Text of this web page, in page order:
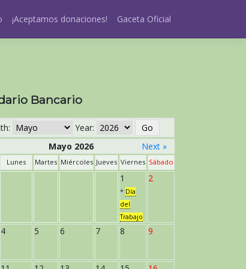
¡Aceptamos donaciones! Gaceta Oficial
Bancario
Year:
Mayo 2026 Next »
Lunes Martes Miércoles Jueves Viernes Sábado
1
* Día
del
Trabajo
2
4 5 6 7 8 9